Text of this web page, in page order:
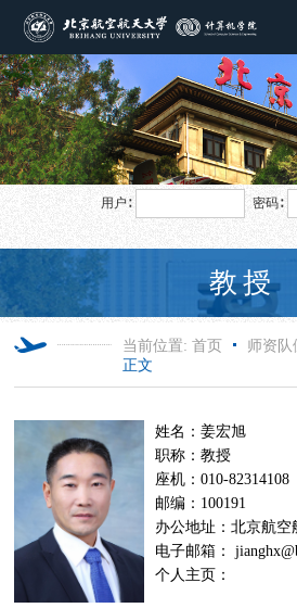
用户∶ 密码∶
教授
当前位置:首页 师资队
正文
姓名：姜宏旭
职称：教授
座机：010-82314108
邮编：100191
办公地址：北京航空
电子邮箱：
个人主页：